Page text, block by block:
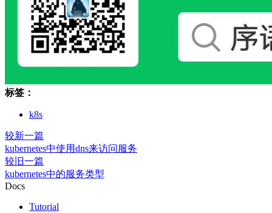
标签：
k8s
较新一篇
kubernetes中使用dns来访问服务
较旧一篇
kubernetes中的服务类型
Docs
Tutorial